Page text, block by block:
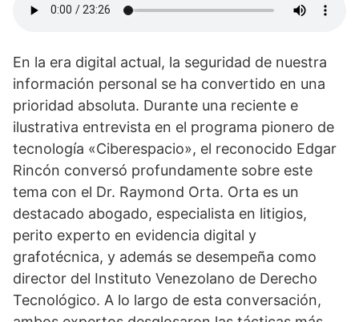
En la era digital actual, la seguridad de nuestra
información personal se ha convertido en una
prioridad absoluta. Durante una reciente e
ilustrativa entrevista en el programa pionero de
tecnología «Ciberespacio», el reconocido Edgar
Rincón conversó profundamente sobre este
tema con el Dr. Raymond Orta. Orta es un
destacado abogado, especialista en litigios,
perito experto en evidencia digital y
grafotécnica, y además se desempeña como
director del Instituto Venezolano de Derecho
Tecnológico. A lo largo de esta conversación,